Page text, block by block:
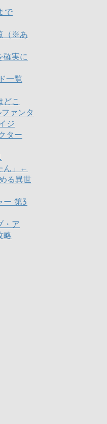
で
（※あ
実に
一覧
どこ
ァンタ
ジ
ター
ん」←
る異世
ー 第3
・ア
略